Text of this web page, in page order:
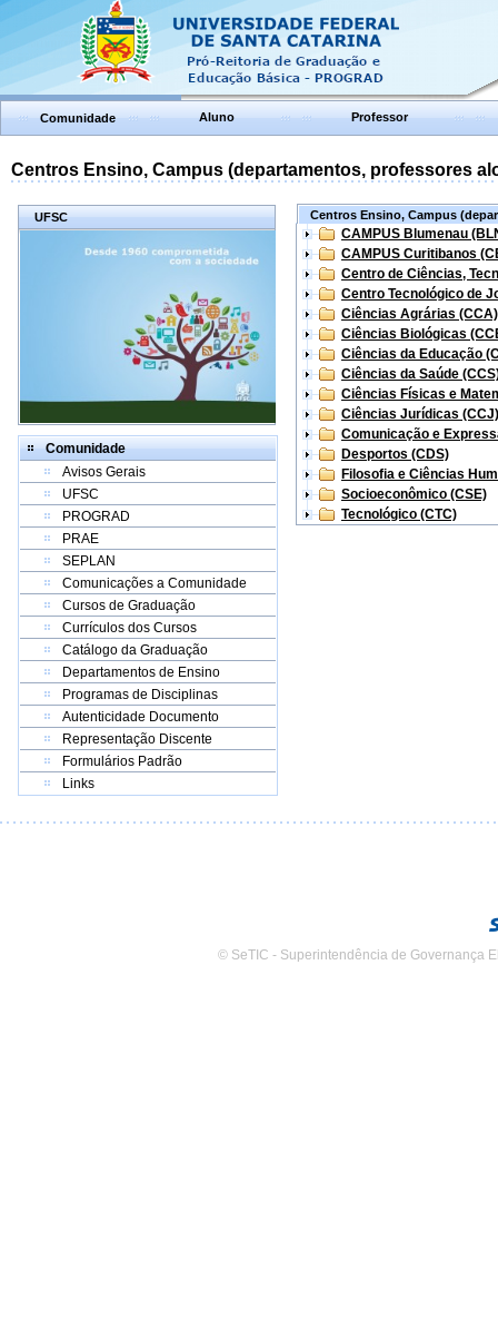
Comunidade Aluno Professor
Centros Ensino, Campus (departamentos, professores
UFSC
Comunidade
Avisos Gerais
UFSC
PROGRAD
PRAE
SEPLAN
Comunicações a Comunidade
Cursos de Graduação
Currículos dos Cursos
Catálogo da Graduação
Departamentos de Ensino
Programas de Disciplinas
Autenticidade Documento
Representação Discente
Formulários Padrão
Links
Centros Ensino, Campus
CAMPUS Blumenau
CAMPUS Curitibanos
Centro de Ciências,
Centro Tecnológico de
Ciências Agrárias (CCA)
Ciências Biológicas
Ciências da Educação
Ciências da Saúde
Ciências Físicas e
Ciências Jurídicas (CCJ)
Comunicação e
Desportos (CDS)
Filosofia e Ciências
Socioeconômico (CSE)
Tecnológico (CTC)
© SeTIC - Superintendência de Governança